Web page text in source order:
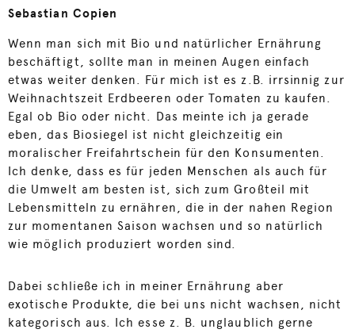
Sebastian Copien
Wenn man sich mit Bio und natürlicher Ernährung
beschäftigt, sollte man in meinen Augen einfach
etwas weiter denken. Für mich ist es z.B. irrsinnig zur
Weihnachtszeit Erdbeeren oder Tomaten zu kaufen.
Egal ob Bio oder nicht. Das meinte ich ja gerade
eben, das Biosiegel ist nicht gleichzeitig ein
moralischer Freifahrtschein für den Konsumenten.
Ich denke, dass es für jeden Menschen als auch für
die Umwelt am besten ist, sich zum Großteil mit
Lebensmitteln zu ernähren, die in der nahen Region
zur momentanen Saison wachsen und so natürlich
wie möglich produziert worden sind.
Dabei schließe ich in meiner Ernährung aber
exotische Produkte, die bei uns nicht wachsen, nicht
kategorisch aus. Ich esse z. B. unglaublich gerne